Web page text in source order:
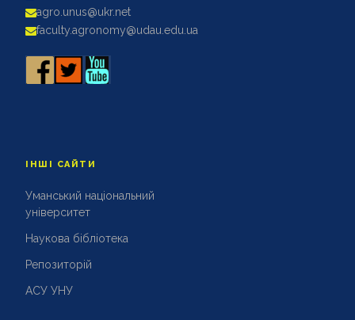
agro.unus@ukr.net
faculty.agronomy@udau.edu.ua
ІНШІ САЙТИ
Уманський національний
університет
Наукова бібліотека
Репозиторій
АСУ УНУ